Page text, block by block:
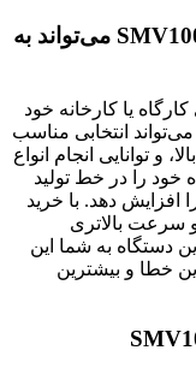
چگونه دستگاه CNC YANG مدل SMV1000 می‌تواند به
یا کارخانه خود
می‌تواند انتخابی مناسب
و توانایی انجام انواع
خود را در خط تولید
افزایش دهد. با خرید
و سرعت بالاتری
دستگاه به شما این
خطا و بیشترین